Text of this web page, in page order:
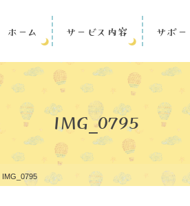
ホーム サービス内容 サポ
IMG_0795
IMG_0795